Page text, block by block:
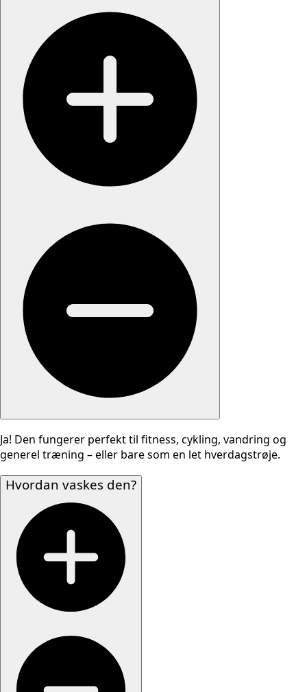
Ja! Den fungerer perfekt til fitness, cykling, vandring og
generel træning – eller bare som en let hverdagstrøje.
Hvordan vaskes den?